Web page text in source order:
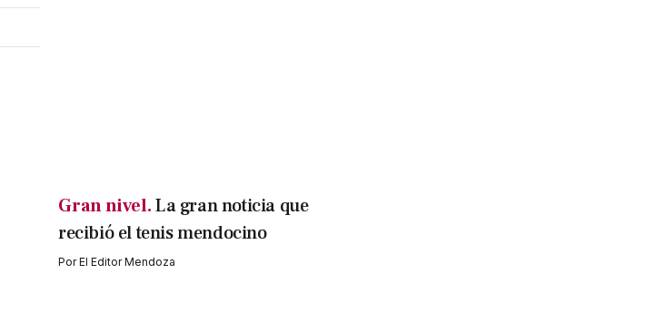
Gran nivel.La gran noticia que
recibió el tenis mendocino
PorEl Editor Mendoza